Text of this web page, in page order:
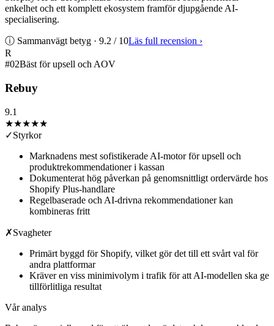
enkelhet och ett komplett ekosystem framför djupgående AI-
specialisering.
ⓘ Sammanvägt betyg · 9.2 / 10Läs full recension ›
R
#02Bäst för upsell och AOV
Rebuy
9.1
★★★★★
✓Styrkor
Marknadens mest sofistikerade AI-motor för upsell och
produktrekommendationer i kassan
Dokumenterat hög påverkan på genomsnittligt ordervärde hos
Shopify Plus-handlare
Regelbaserade och AI-drivna rekommendationer kan
kombineras fritt
✗Svagheter
Primärt byggd för Shopify, vilket gör det till ett svårt val för
andra plattformar
Kräver en viss minimivolym i trafik för att AI-modellen ska ge
tillförlitliga resultat
Vår analys